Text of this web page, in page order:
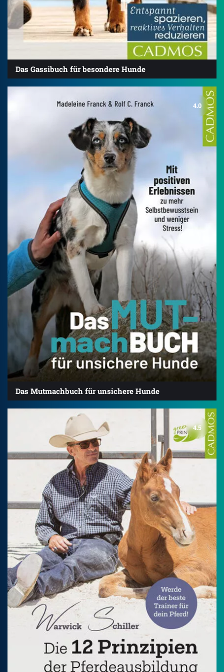
Das Gassibuch für besondere Hunde
4.0
Das Mutmachbuch für unsichere Hunde
4.5